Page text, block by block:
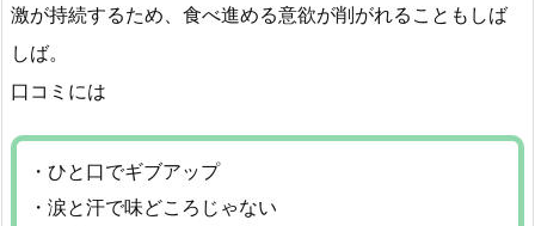
激が持続するため、食べ進める意欲が削がれることもしば
しば。
口コミには
・ひと口でギブアップ
・涙と汗で味どころじゃない